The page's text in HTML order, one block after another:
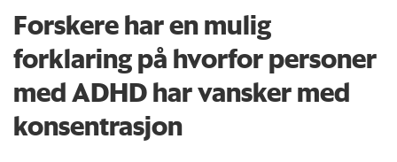
Forskere har en mulig
forklaring på hvorfor personer
med ADHD har vansker med
konsentrasjon